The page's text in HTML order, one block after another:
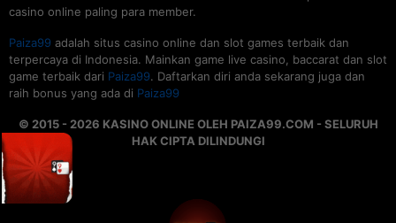
casino online paling para member.
Paiza99 adalah situs casino online dan slot games terbaik dan
terpercaya di Indonesia. Mainkan game live casino, baccarat dan slot
game terbaik dari Paiza99. Daftarkan diri anda sekarang juga dan
raih bonus yang ada di Paiza99
© 2015 - 2026 KASINO ONLINE OLEH PAIZA99.COM - SELURUH
HAK CIPTA DILINDUNGI